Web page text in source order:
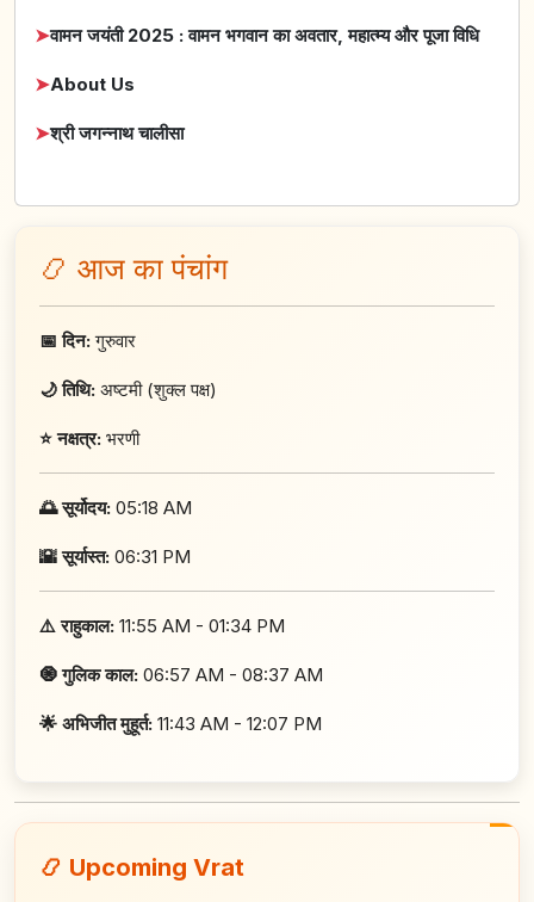
➤वामन जयंती 2025 : वामन भगवान का अवतार, महात्म्य और पूजा विधि
➤About Us
➤श्री जगन्नाथ चालीसा
📿 आज का पंचांग
📅 दिन:गुरुवार
🌙 तिथि: अष्टमी (शुक्ल पक्ष)
⭐ नक्षत्र: भरणी
🌅 सूर्योदय: 05:18 AM
🌇 सूर्यास्त: 06:31 PM
⚠️ राहुकाल: 11:55 AM - 01:34 PM
🧿 गुलिक काल: 06:57 AM - 08:37 AM
🌟 अभिजीत मुहूर्त: 11:43 AM - 12:07 PM
📿 Upcoming Vrat